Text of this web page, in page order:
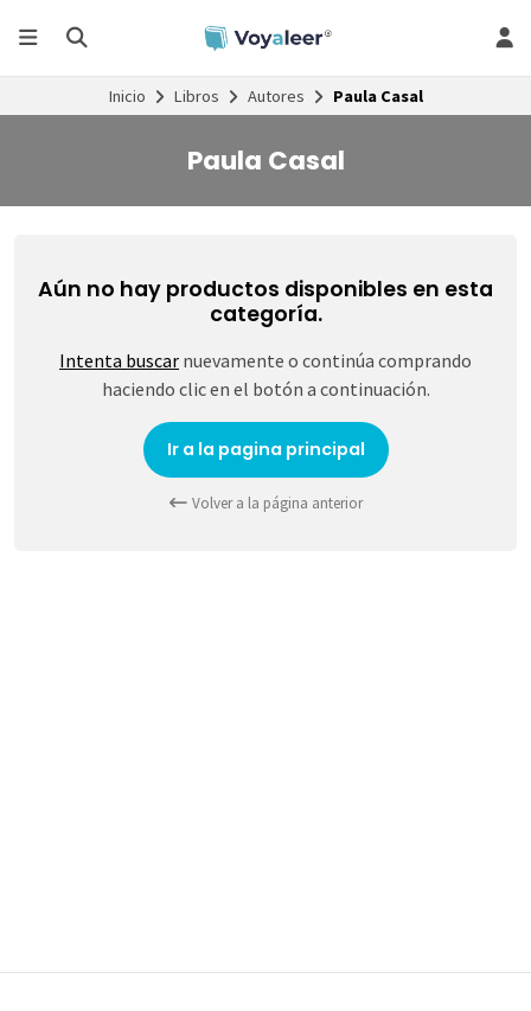
Inicio Libros Autores Paula Casal
Paula Casal
Aún no hay productos disponibles en esta
categoría.
Intenta buscar nuevamente o continúa comprando
haciendo clic en el botón a continuación.
Ir a la pagina principal
Volver a la página anterior